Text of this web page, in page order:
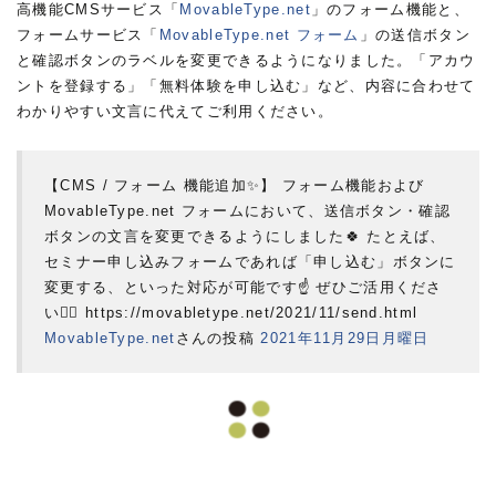
高機能CMSサービス「 MovableType.net 」のフォーム機能と、
フォームサービス「 MovableType.net フォーム 」の送信ボタン
と確認ボタンのラベルを変更できるようになりました。「アカウ
ントを登録する」「無料体験を申し込む」など、内容に合わせて
わかりやすい文言に代えてご利用ください。
【CMS / フォーム 機能追加✨】 フォーム機能および
MovableType.net フォームにおいて、送信ボタン・確認
ボタンの文言を変更できるようにしました🍀 たとえば、
セミナー申し込みフォームであれば「申し込む」ボタンに
変更する、といった対応が可能です☝️ ぜひご活用くださ
い💁‍♂️ https://movabletype.net/2021/11/send.html
MovableType.net さんの投稿2021年11月29日月曜日